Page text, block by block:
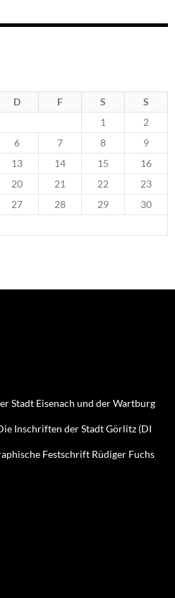
D F S
S
1
2
6 7 8
9
13 14 15
16
20 21 22
23
27 28 29
30
Stadt Eisenach und der Wartburg
Inschriften der Stadt Görlitz (DI
Festschrift Rüdiger Fuchs